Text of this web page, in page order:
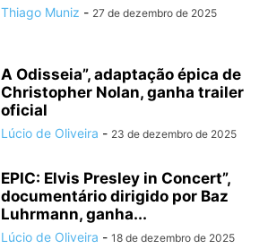
Thiago Muniz - 27 de dezembro de 2025
A Odisseia”, adaptação épica de
Christopher Nolan, ganha trailer
oficial
Lúcio de Oliveira - 23 de dezembro de 2025
EPIC: Elvis Presley in Concert”,
documentário dirigido por Baz
Luhrmann, ganha...
Lúcio de Oliveira - 18 de dezembro de 2025